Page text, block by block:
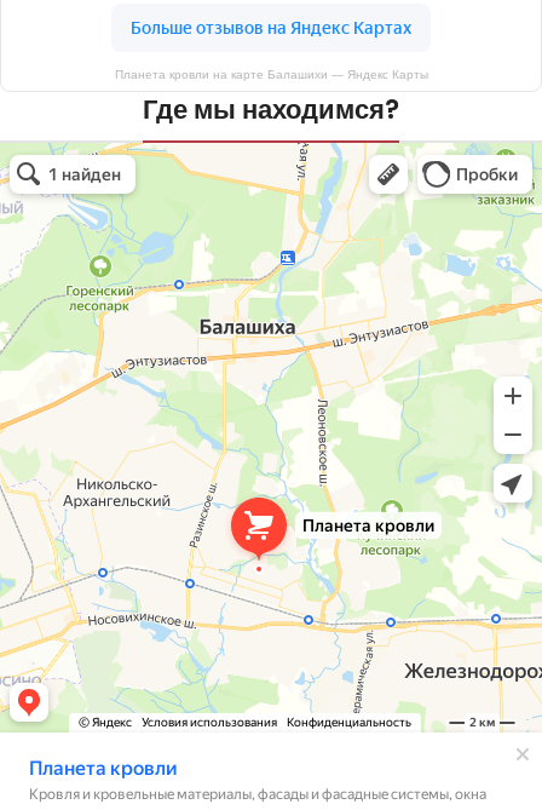
Планета кровли на карте Балашихи — Яндекс Карты
Где мы находимся?
Планета кровли
Кровля и кровельные материалы в Балашихе
Окна в Балашихе